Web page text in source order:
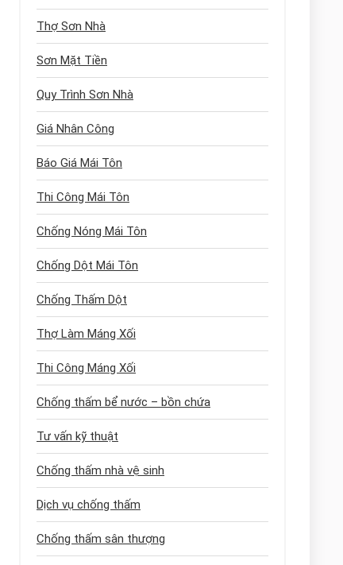
Thợ Sơn Nhà
Sơn Mặt Tiền
Quy Trình Sơn Nhà
Giá Nhân Công
Báo Giá Mái Tôn
Thi Công Mái Tôn
Chống Nóng Mái Tôn
Chống Dột Mái Tôn
Chống Thấm Dột
Thợ Làm Máng Xối
Thi Công Máng Xối
Chống thấm bể nước – bồn chứa
Tư vấn kỹ thuật
Chống thấm nhà vệ sinh
Dịch vụ chống thấm
Chống thấm sân thượng